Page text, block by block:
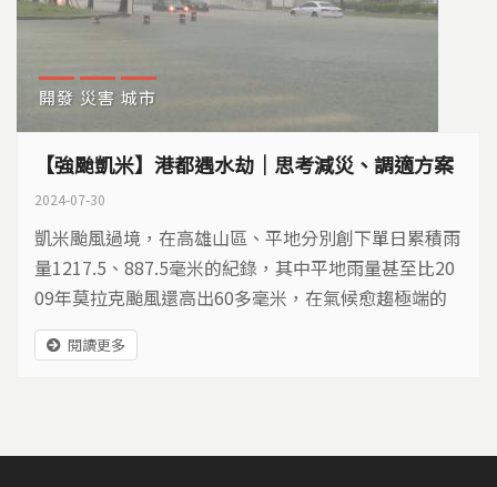
開發 災害 城市
【強颱凱米】港都遇水劫｜思考減災、調適方案
2024-07-30
凱米颱風過境，在高雄山區、平地分別創下單日累積雨
量1217.5、887.5毫米的紀錄，其中平地雨量甚至比20
09年莫拉克颱風還高出60多毫米，在氣候愈趨極端的
趨勢下，該如何思考減災、調適的方案呢？
閱讀更多